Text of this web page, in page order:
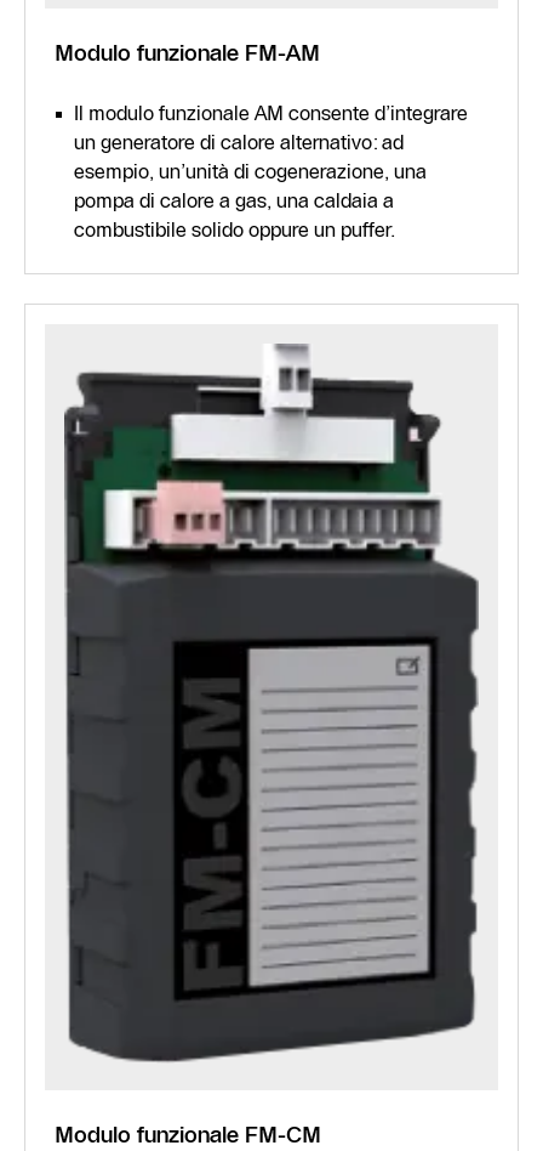
Modulo funzionale FM-AM
Il modulo funzionale AM consente d’integrare
un generatore di calore alternativo: ad
esempio, un’unità di cogenerazione, una
pompa di calore a gas, una caldaia a
combustibile solido oppure un puffer.
Modulo funzionale FM-CM